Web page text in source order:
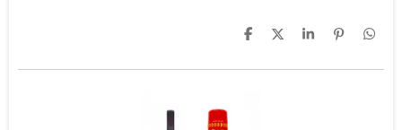
D
D
S
P
D